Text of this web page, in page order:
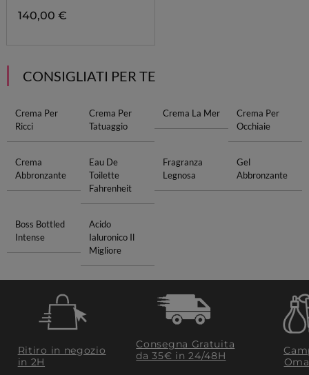
140,00 €
CONSIGLIATI PER TE
Crema Per
Ricci
Crema Per
Tatuaggio
Crema La Mer
Crema Per
Occhiaie
Crema
Abbronzante
Eau De
Toilette
Fahrenheit
Fragranza
Legnosa
Gel
Abbronzante
Boss Bottled
Intense
Acido
Ialuronico Il
Migliore
Ritiro in negozio
in 2H
Consegna Gratuita
da 35€​ in 24/48H